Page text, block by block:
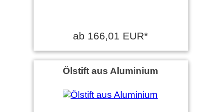
ab 166,01 EUR*
Ölstift aus Aluminium